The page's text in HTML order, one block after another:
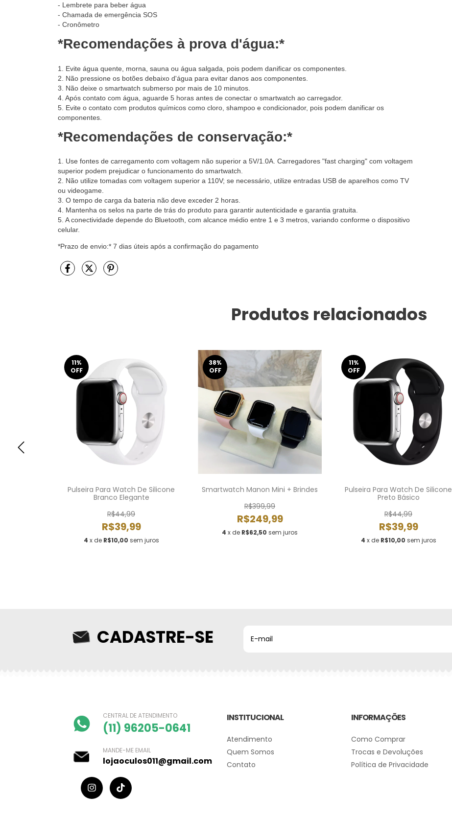
- Lembrete para beber água
- Chamada de emergência SOS
- Cronômetro
*Recomendações à prova d'água:*
1. Evite água quente, morna, sauna ou água salgada, pois podem danificar os componentes.
2. Não pressione os botões debaixo d'água para evitar danos aos componentes.
3. Não deixe o smartwatch submerso por mais de 10 minutos.
4. Após contato com água, aguarde 5 horas antes de conectar o smartwatch ao carregador.
5. Evite o contato com produtos químicos como cloro, shampoo e condicionador, pois podem danificar os
componentes.
*Recomendações de conservação:*
1. Use fontes de carregamento com voltagem não superior a 5V/1.0A. Carregadores "fast charging" com voltagem
superior podem prejudicar o funcionamento do smartwatch.
2. Não utilize tomadas com voltagem superior a 110V; se necessário, utilize entradas USB de aparelhos como TV
ou videogame.
3. O tempo de carga da bateria não deve exceder 2 horas.
4. Mantenha os selos na parte de trás do produto para garantir autenticidade e garantia gratuita.
5. A conectividade depende do Bluetooth, com alcance médio entre 1 e 3 metros, variando conforme o dispositivo
celular.
*Prazo de envio:* 7 dias úteis após a confirmação do pagamento
Produtos relacionados
11%
OFF
Pulseira Para Watch De Silicone
Branco Elegante
R$44,99
R$39,99
4 x de R$10,00 sem juros
38%
OFF
Smartwatch Manon Mini + Brindes
R$399,99
R$249,99
4 x de R$62,50 sem juros
11%
OFF
Pulseira Para Watch De Silicone
Preto Básico
R$44,99
R$39,99
4 x de R$10,00 sem juros
CADASTRE-SE
CENTRAL DE ATENDIMENTO
(11) 96205-0641
MANDE-ME EMAIL
lojaoculos011@gmail.com
INSTITUCIONAL
Atendimento
Quem Somos
Contato
INFORMAÇÕES
Como Comprar
Trocas e Devoluções
Política de Privacidade